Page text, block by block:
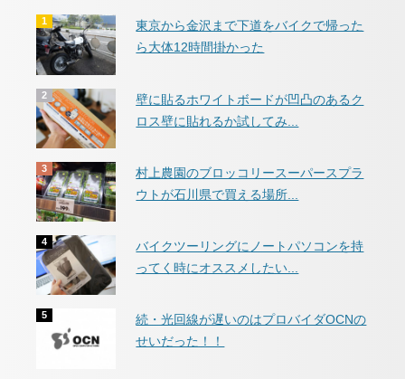
東京から金沢まで下道をバイクで帰った
ら大体12時間掛かった
壁に貼るホワイトボードが凹凸のあるク
ロス壁に貼れるか試してみ...
村上農園のブロッコリースーパースプラ
ウトが石川県で買える場所...
バイクツーリングにノートパソコンを持
ってく時にオススメしたい...
続・光回線が遅いのはプロバイダOCNの
せいだった！！